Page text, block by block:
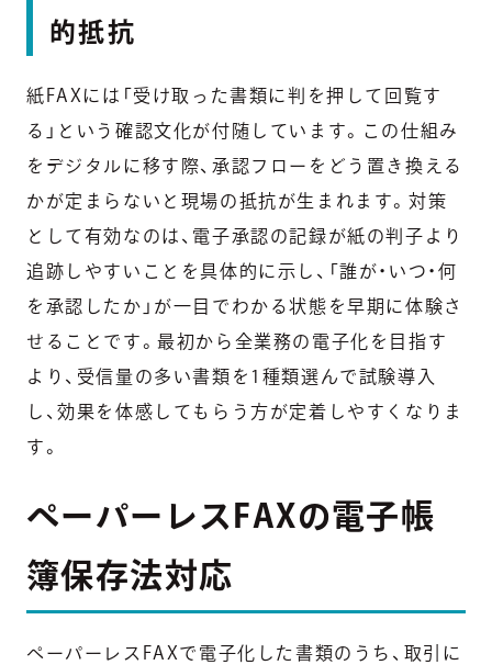
的抵抗
紙FAXには「受け取った書類に判を押して回覧す
る」という確認文化が付随しています。この仕組み
をデジタルに移す際、承認フローをどう置き換える
かが定まらないと現場の抵抗が生まれます。対策
として有効なのは、電子承認の記録が紙の判子より
追跡しやすいことを具体的に示し、「誰が・いつ・何
を承認したか」が一目でわかる状態を早期に体験さ
せることです。最初から全業務の電子化を目指す
より、受信量の多い書類を1種類選んで試験導入
し、効果を体感してもらう方が定着しやすくなりま
す。
ペーパーレスFAXの電子帳
簿保存法対応
ペーパーレスFAXで電子化した書類のうち、取引に